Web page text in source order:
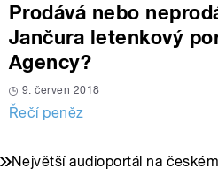
Prodává nebo
Jančura letenkový
Agency?
9. červen 2018
Řečí peněz
Největší audioportál na